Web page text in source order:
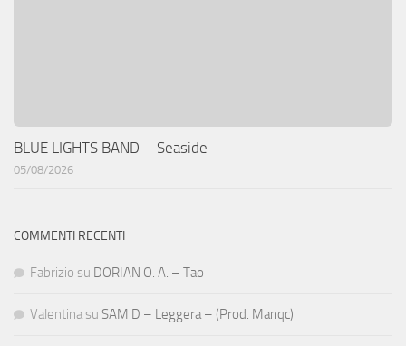
BLUE LIGHTS BAND – Seaside
05/08/2026
COMMENTI RECENTI
Fabrizio su DORIAN O. A. – Tao
Valentina su SAM D – Leggera – (Prod. Manqc)